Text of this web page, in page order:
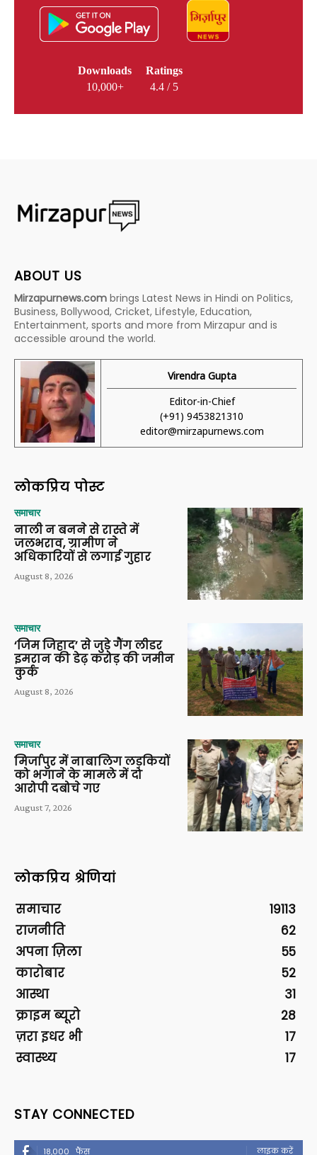
Downloads
10,000+
Ratings
4.4 / 5
ABOUT US
Mirzapurnews.com brings Latest News in Hindi on Politics,
Business, Bollywood, Cricket, Lifestyle, Education,
Entertainment, sports and more from Mirzapur and is
accessible around the world.
Virendra Gupta
Editor-in-Chief
(+91) 9453821310
editor@mirzapurnews.com
लोकप्रिय पोस्ट
समाचार
नाली न बनने से रास्ते में
जलभराव, ग्रामीण ने
अधिकारियों से लगाई गुहार
August 8, 2026
समाचार
‘जिम जिहाद’ से जुड़े गैंग लीडर
इमरान की डेढ़ करोड़ की जमीन
कुर्क
August 8, 2026
समाचार
मिर्जापुर में नाबालिग लड़कियों
को भगाने के मामले में दो
आरोपी दबोचे गए
August 7, 2026
लोकप्रिय श्रेणियां
समाचार
19113
राजनीति
62
अपना ज़िला
55
कारोबार
52
आस्था
31
क्राइम ब्यूरो
28
ज़रा इधर भी
17
स्वास्थ्य
17
STAY CONNECTED
18,000 फैंस लाइक करें